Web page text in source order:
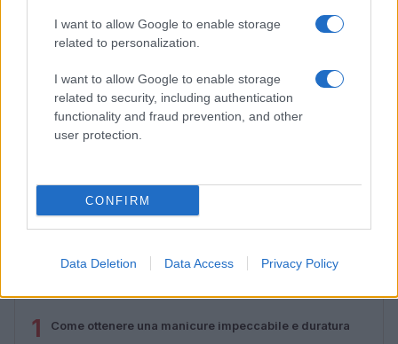
I want to allow Google to enable storage
related to personalization.
I want to allow Google to enable storage
related to security, including authentication
functionality and fraud prevention, and other
user protection.
CONFIRM
Data Deletion Data Access Privacy Policy
bellezza
1 Come ottenere una manicure impeccabile e duratura